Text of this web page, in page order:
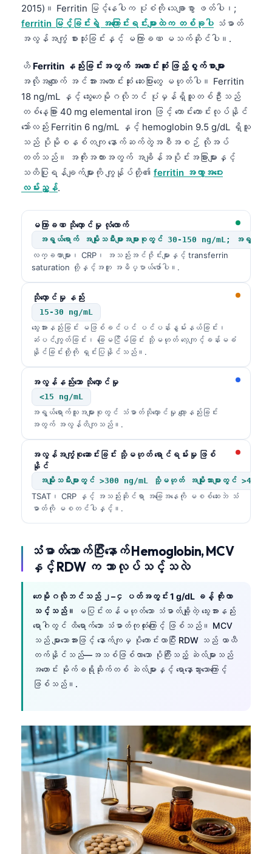
2015)။ Ferritin မြင့်နေပါက ပုံစံကို သေချာစွာ ဖတ်ပါ၊;
ferritin မြင့်ခြင်းရဲ့ အကြောင်းရင်းများထဲက တစ်ခုပါ သံဓာတ်
အလွန်အကျွံ စားသုံးခြင်းနှင့် မကြာခဏ မသက်ဆိုင်ပါ။.
ဟိ Ferritin နည်းခြင်းအတွက် အကောင်းဆုံး ဖြည့်စွက်စာများ
အလိုအလျောက် အင်အားအကောင်းဆုံး ဆေးပြားတွေ မဟုတ်ပါ။ Ferritin
18 ng/mL နှင့် သွေးဟေမိုဂလိုဘင် ပုံမှန်ရှိသူတစ်ဦးသည်
တစ်နေ့ခြား 40 mg elemental iron ဖြင့် ကောင်းကောင်းလုပ်နိုင်
သော်လည်း Ferritin 6 ng/mL နှင့် hemoglobin 9.5 g/dL ရှိသူ
သည် ပိုမိုစနစ်တကျ နောက်ဆက်တွဲအစီအစဉ် လိုအပ်
တတ်သည်။ အကိုးအကားအတွက် အချိန်အပိုင်းအခြားများနှင့်
သတိပြုရန်ချက်များကို ကျွန်ုပ်တို့၏ ferritin အကွာအဝေး
လမ်းညွှန်.
မကြာခဏ သိုလှောင်မှု လုံလောက်
အရွယ်ရောက် အမျိုးသမီးများအများစုတွင် 30-150 ng/mL; အရွယ်ရောက်
လက္ခဏာများ၊ CRP၊ အသည်းအင်ဇိုင်းများနှင့် transferrin
saturation တို့နှင့်အတူ အဓိပ္ပာယ်ဖော်ပါ။.
သိုလှောင်မှု နည်း
15-30 ng/mL
သွေးအားနည်းခြင်း မဖြစ်ခင်ပင် ပင်ပန်းနွမ်းနယ်ခြင်း၊
ဆံပင်ကျွတ်ခြင်း၊ ခြေမငြိမ်ခြင်း သို့မဟုတ် လေ့ကျင့်ခန်းမခံ
နိုင်ခြင်းတို့ကို ရှင်းပြနိုင်သည်။.
အလွန်နည်းသော သိုလှောင်မှု
<15 ng/mL
အရွယ်ရောက်သူအများစုတွင် သံဓာတ်သိုလှောင်မှု လျော့နည်းခြင်း
အတွက် အလွန်တိကျသည်။.
အလွန်အကျွံစုဆောင်းခြင်း သို့မဟုတ် ရောင်ရမ်းမှု ဖြစ်
နိုင်
အမျိုးသမီးများတွင် >300 ng/mL သို့မဟုတ် အမျိုးသားများတွင် >400
TSAT၊ CRP နှင့် အသည်းဆိုင်ရာ အခြေအနေကို မစစ်ဆေးဘဲ သံ
ဓာတ်ကို မစတင်ပါနှင့်။.
သံဓာတ်သောက်ပြီးနောက် Hemoglobin, MCV
နှင့် RDW က ဘာလုပ်သင့်သလဲ
ဟေမိုဂလိုဘင်သည် ၂–၄ ပတ်အတွင်း 1 g/dL ခန့် တိုးလာ
သင့်သည်။
မပြင်းထန်မဟုတ်သော သံဓာတ်ချို့တဲ့ သွေးအားနည်း
ရောဂါတွင် ထိရောက်သော သံဓာတ်ကုထုံးကြောင့် ဖြစ်သည်။ MCV
သည် များသောအားဖြင့် နောက်ကျမှ ပိုကောင်းလာပြီး RDW သည် ယာယီ
တက်နိုင်သည်—အသစ်ဖြစ်လာသော ပိုကြီးသည့် ဆဲလ်များသည်
အဟောင်း မိုက်ခရိုဆိုက်တစ် ဆဲလ်များနှင့် ရောနှောသွားသောကြောင့်
ဖြစ်သည်။.